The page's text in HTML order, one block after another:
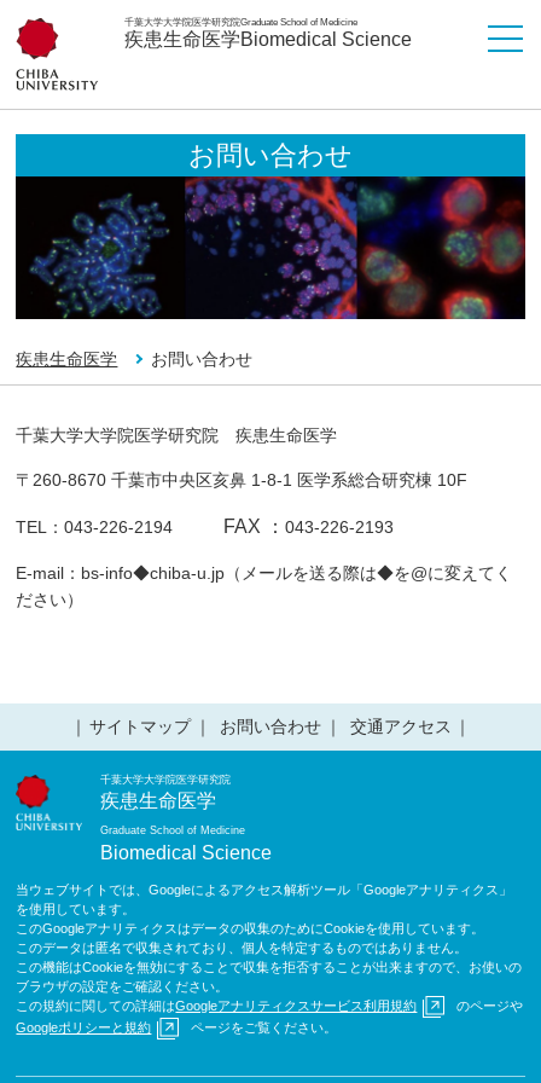
千葉大学大学院医学研究院
疾患生命医学
Graduate School of Medicine
Biomedical Science
お問い合わせ
疾患生命医学 お問い合わせ
千葉大学大学院医学研究院 疾患生命医学
〒260-8670 千葉市中央区亥鼻 1-8-1 医学系総合研究棟 10F
TEL：043-226-2194 FAX ：043-226-2193
E-mail：bs-info◆chiba-u.jp（メールを送る際は◆を@に変えてく
ださい）
サイトマップ お問い合わせ 交通アクセス
千葉大学大学院医学研究院
疾患生命医学
Graduate School of Medicine
Biomedical Science
当ウェブサイトでは、Googleによるアクセス解析ツール「Googleアナリティクス」
を使用しています。
このGoogleアナリティクスはデータの収集のためにCookieを使用しています。
このデータは匿名で収集されており、個人を特定するものではありません。
この機能はCookieを無効にすることで収集を拒否することが出来ますので、お使いの
ブラウザの設定をご確認ください。
この規約に関しての詳細はGoogleアナリティクスサービス利用規約
のページや
Googleポリシーと規約
ページをご覧ください。